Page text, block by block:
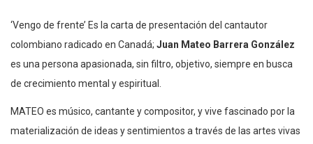
‘Vengo de frente’ Es la carta de presentación del cantautor
colombiano radicado en Canadá; Juan Mateo Barrera González
es una persona apasionada, sin filtro, objetivo, siempre en busca
de crecimiento mental y espiritual.
MATEO es músico, cantante y compositor, y vive fascinado por la
materialización de ideas y sentimientos a través de las artes vivas